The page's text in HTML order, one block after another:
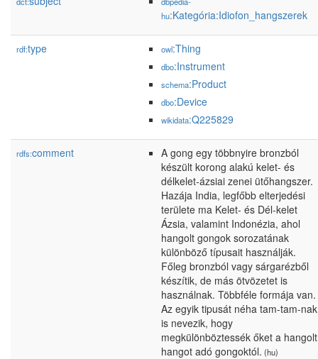
hu:Kategória:Idiofon_hangszerek
rdf:type owl:Thing
dbo:Instrument
schema:Product
dbo:Device
wikidata:Q225829
rdfs:comment
A gong egy többnyire bronzból
készült korong alakú kelet- és
délkelet-ázsiai zenei ütőhangszer.
Hazája India, legfőbb elterjedési
területe ma Kelet- és Dél-kelet
Ázsia, valamint Indonézia, ahol
hangolt gongok sorozatának
különböző típusait használják.
Főleg bronzból vagy sárgarézből
készítik, de más ötvözetet is
használnak. Többféle formája van.
Az egyik tipusát néha tam-tam-nak
is nevezik, hogy
megkülönböztessék őket a hangolt
hangot adó gongoktól. (hu)